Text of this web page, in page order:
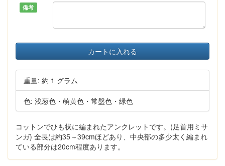
備考
カートに入れる
重量: 約 1 グラム
色: 浅葱色・萌黄色・常盤色・緑色
コットンでひも状に編まれたアンクレットです。(足首用ミサ
ンガ) 全長は約35～39cmほどあり、中央部の多少太く編まれ
ている部分は20cm程度あります。